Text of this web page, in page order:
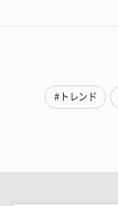
#トレンド